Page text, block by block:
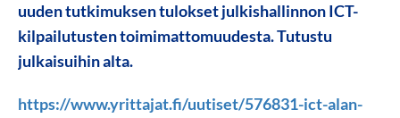
uuden tutkimuksen tulokset julkishallinnon ICT-
kilpailutusten toimimattomuudesta. Tutustu
julkaisuihin alta.
https://www.yrittajat.fi/uutiset/576831-ict-alan-